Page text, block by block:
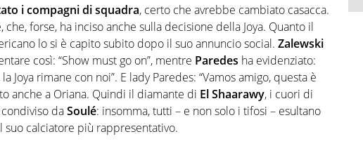
i compagni di squadra, certo che avrebbe cambiato casacca.
forse, ha inciso anche sulla decisione della Joya. Quanto il
lo si è capito subito dopo il suo annuncio social. Zalewski
così: “Show must go on”, mentre Paredes ha evidenziato:
Joya rimane con noi”. E lady Paredes: “Vamos amigo, questa è
anche a Oriana. Quindi il diamante di El Shaarawy, i cuori di
condiviso daSoulé: insomma, tutti – e non solo i tifosi – esultano
suo calciatore più rappresentativo.